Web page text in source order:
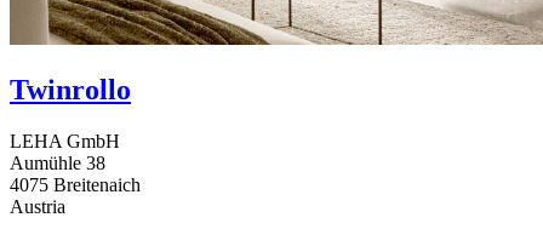
Twin­rollo
LEHA GmbH
Aumühle 38
4075 Breitenaich
Austria